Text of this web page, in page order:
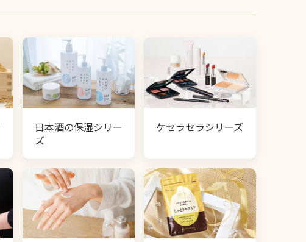
日本酒の保湿シリー
ズ
ケセラセラシリーズ